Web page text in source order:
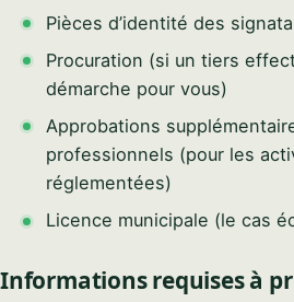
Pièces d’identité des
Procuration (si un tiers
démarche pour vous)
Approbations
professionnels (pour les
réglementées)
Licence municipale (le cas
Informations requises à